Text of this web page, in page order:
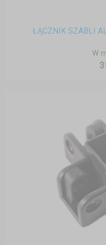
ŁĄCZNIK SZABLI
W